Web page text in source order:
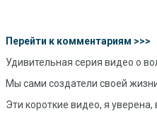
Перейти к комментариям >>>
Удивительная серия видео о
Мы сами создатели своей
Эти короткие видео, я